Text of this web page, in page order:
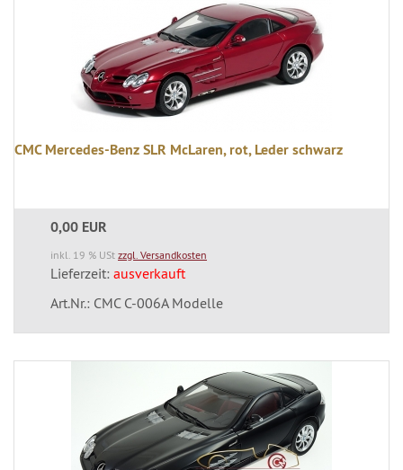
CMC Mercedes-Benz SLR McLaren, rot, Leder schwarz
0,00 EUR
inkl. 19 % USt zzgl. Versandkosten
Lieferzeit: ausverkauft
Art.Nr.: CMC C-006A Modelle